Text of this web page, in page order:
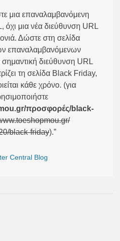
μια επαναλαμβανόμενη
όχι μια νέα διεύθυνση URL
Δώστε στη σελίδα
επαναλαμβανόμενων
διεύθυνση URL
τη σελίδα Black Friday,
κάθε χρόνο. (για
προσφορές/black-
black-friday).”
Central Blog